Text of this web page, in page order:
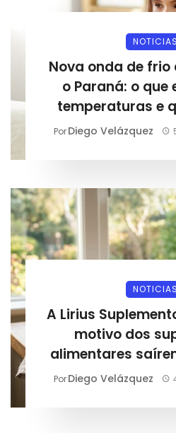
NOTICIAS
Nova onda de
o Paraná: o que
temperaturas e
podem sentir
PorDiego Velázquez
NOTICIAS
A Lirius
motivo dos
alimentares
esportivo e
PorDiego Velázquez